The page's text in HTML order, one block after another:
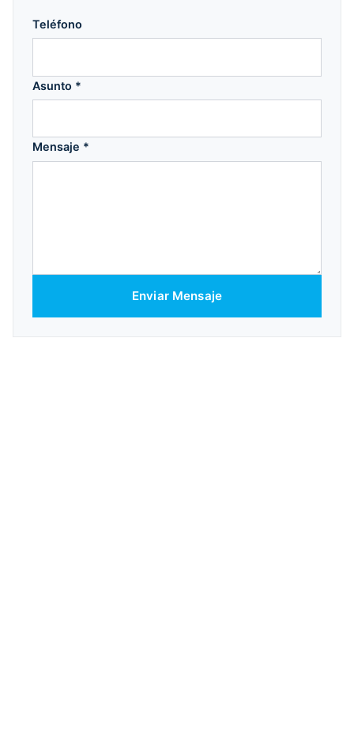
Teléfono
Asunto *
Mensaje *
Enviar Mensaje